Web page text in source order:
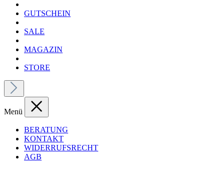
GUTSCHEIN
SALE
MAGAZIN
STORE
Menü
BERATUNG
KONTAKT
WIDERRUFSRECHT
AGB